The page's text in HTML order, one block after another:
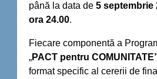
până la data de 5 septembrie
ora 24.00.
Fiecare componentă a
„PACT pentru
format specific al cererii de